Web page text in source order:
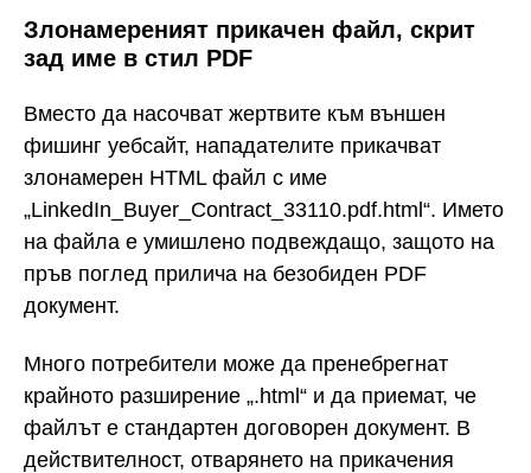
Злонамереният прикачен файл, скрит
зад име в стил PDF
Вместо да насочват жертвите към външен
фишинг уебсайт, нападателите прикачват
злонамерен HTML файл с име
„LinkedIn_Buyer_Contract_33110.pdf.html“. Името
на файла е умишлено подвеждащо, защото на
пръв поглед прилича на безобиден PDF
документ.
Много потребители може да пренебрегнат
крайното разширение „.html“ и да приемат, че
файлът е стандартен договорен документ. В
действителност, отварянето на прикачения